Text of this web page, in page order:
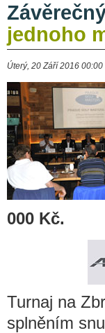
jednoho
Úterý, 20 Září 2016 00:00
000 Kč.
Turnaj na
splněním